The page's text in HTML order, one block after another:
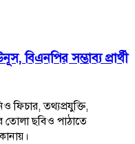
বিএনপির সম্ভাব্য প্রার্থী
ফিচার, তথ্যপ্রযুক্তি,
তোলা ছবিও পাঠাতে